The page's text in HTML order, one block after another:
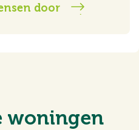
door
woningen